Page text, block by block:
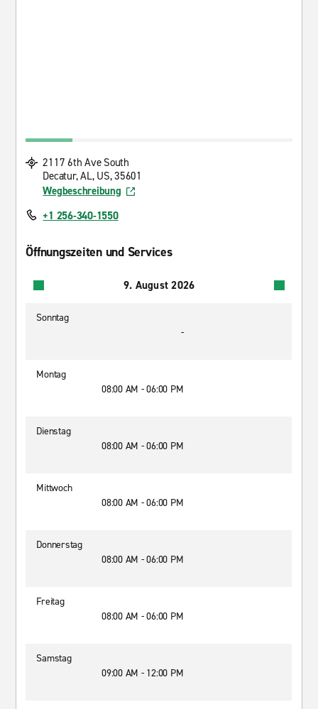
2117 6th Ave South
Decatur, AL, US, 35601
Wegbeschreibung
+1 256-340-1550
Öffnungszeiten und Services
9. August 2026
Sonntag
-
Montag
08:00 AM - 06:00 PM
Dienstag
08:00 AM - 06:00 PM
Mittwoch
08:00 AM - 06:00 PM
Donnerstag
08:00 AM - 06:00 PM
Freitag
08:00 AM - 06:00 PM
Samstag
09:00 AM - 12:00 PM